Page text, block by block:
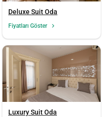
Deluxe Suit Oda
Fiyatları Göster
Luxury Suit Oda